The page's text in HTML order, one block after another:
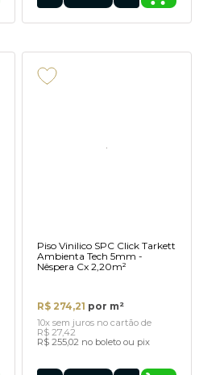
Piso Vinilico SPC Click Tarkett
Ambienta Tech 5mm -
Nêspera Cx 2,20m²
R$ 274,21 por m²
10x sem juros no cartão de
R$ 27,42
R$ 255,02 no boleto ou pix